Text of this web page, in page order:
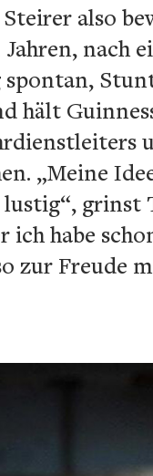
also
Jahren, nach
spontan,
hält
„Meine
lustig“,
ich habe
zur Freude